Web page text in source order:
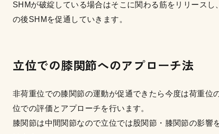
SHMが破綻している場合はそこに関わる筋をリリースし
の後SHMを促通していきます。
立位での膝関節へのアプローチ法
非荷重位での膝関節の運動が促通できたら今度は荷重位
位での評価とアプローチを行います。
膝関節は中間関節なので立位では股関節・膝関節の影響